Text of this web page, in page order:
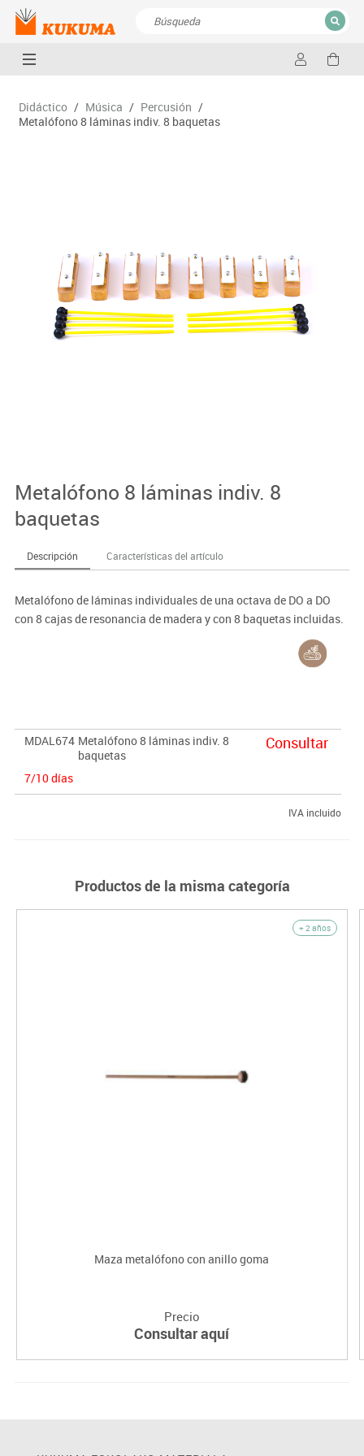
CERRAR
Didáctico / Música / Percusión /
Metalófono 8 láminas indiv. 8 baquetas
Metalófono 8 láminas indiv. 8
baquetas
Descripción Características del artículo
Metalófono de láminas individuales de una octava de DO a DO
con 8 cajas de resonancia de madera y con 8 baquetas incluidas.
MDAL674 Metalófono 8 láminas indiv. 8
baquetas
7/10 días
Consultar
IVA incluido
Productos de la misma categoría
+ 2 años
Maza metalófono con anillo goma
Precio
Consultar aquí